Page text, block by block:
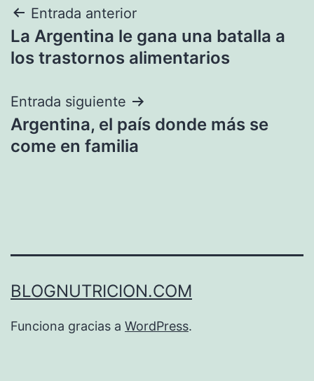
Navegación
de
Entrada anterior
La Argentina le gana una batalla a
los trastornos alimentarios
Entrada siguiente
Argentina, el país donde más se
come en familia
BLOGNUTRICION.COM
Funciona gracias a WordPress.